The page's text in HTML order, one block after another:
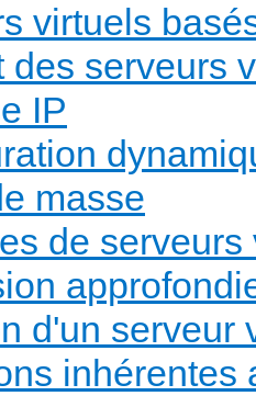
virtuels
des serveurs
IP
masse
de serveurs
d'un serveur
inhérentes